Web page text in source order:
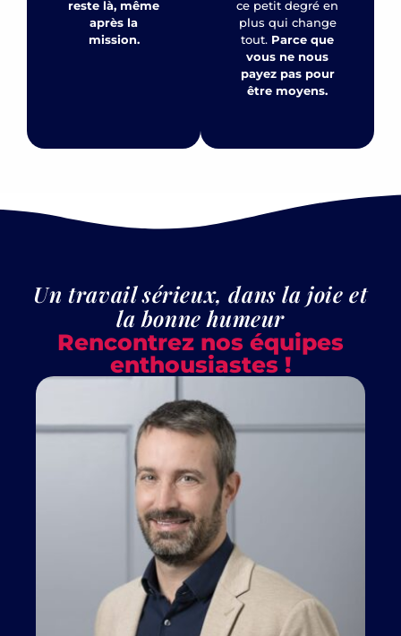
reste là, même
après la
mission.
ce petit degré en
plus qui change
tout. Parce que
vous ne nous
payez pas pour
être moyens.
Un travail sérieux, dans la joie et
la bonne humeur
Rencontrez nos équipes
enthousiastes !